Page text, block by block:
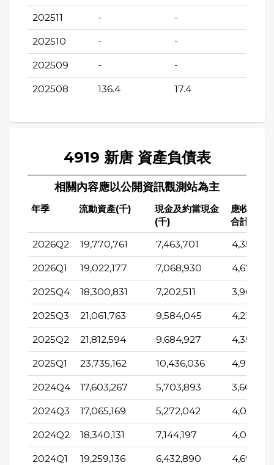
202511 - -
202510 - -
202509 - -
202508 136.4 17.4
4919 新唐 資產負債表
相關內容應以公開資訊觀測站為主
年季 流動資產(千)
現金及約當現金
(千)
應收帳款
合計(千)
2026Q2 19,770,761 7,463,701
2026Q1 19,022,177 7,068,930
2025Q4 18,300,831 7,202,511
2025Q3 21,061,763 9,584,045
2025Q2 21,812,594 9,684,927 4,352,771
2025Q1 23,735,162 10,436,036 4,983,315
2024Q4 17,603,267 5,703,893
2024Q3 17,065,169 5,272,042
2024Q2 18,340,131 7,144,197
2024Q1 19,259,136 6,432,890